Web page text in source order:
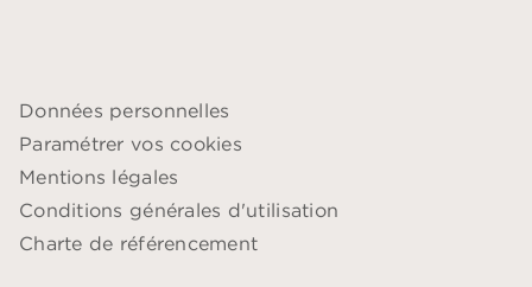
Données personnelles
Paramétrer vos cookies
Mentions légales
Conditions générales d'utilisation
Charte de référencement